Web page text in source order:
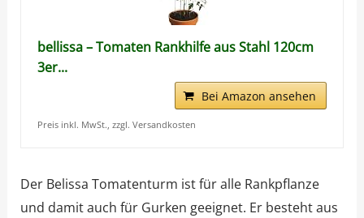
bellissa – Tomaten Rankhilfe aus Stahl 120cm
3er...
Bei Amazon ansehen
Preis inkl. MwSt., zzgl. Versandkosten
Der Belissa Tomatenturm ist für alle Rankpflanze
und damit auch für Gurken geeignet. Er besteht aus